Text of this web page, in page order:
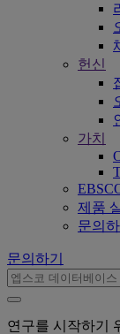
헌신
가치
제품
문의하
문의하기
연구를 시작하기